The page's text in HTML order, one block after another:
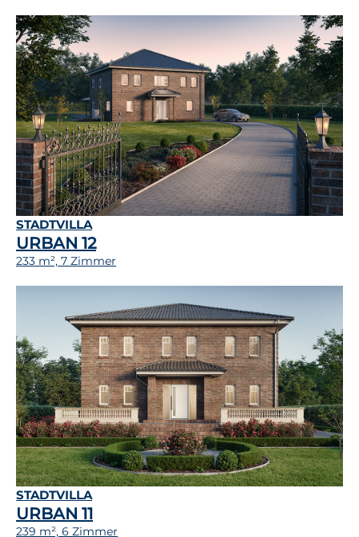
STADTVILLA
URBAN 12
233 m², 7 Zimmer
STADTVILLA
URBAN 11
239 m², 6 Zimmer